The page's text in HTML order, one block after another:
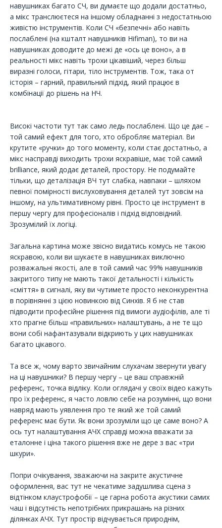
навушниках багато СЧ, ви думаєте що додали достатньо,
а мікс транслюєтеся на іншому обладнанні з недостатньою
живістю інструментів. Коли СЧ «безпечні» або навіть
послаблені (на кшталт навушників Hifiman), то ви на
навушниках доводите до межі де «ось це воно», а в
реальності мікс навіть трохи цікавіший, через більш
виразні голоси, гітари, тіло інструментів. Тож, така от
історія – гарний, правильний підхід, який працює в
комбінації до рішень на НЧ.
Високі частоти тут так само ледь послаблені. Що це дає –
той самий ефект для того, хто обробляє матеріал. Ви
крутите «ручки» до того моменту, коли стає достатньо, а
мікс насправді виходить трохи яскравіше, має той самий
brilliance, який додає деталей, простору. Не подумайте
тільки, що деталізація ВЧ тут слабка, навпаки – шляхом
певної помірності вислуховування деталей тут зовсім на
іншому, на ультимативному рівні. Просто це інструмент в
першу чергу для професіоналів і підхід відповідний.
Зрозумілий їх логіці.
Загальна картина може звісно видатись комусь не такою
яскравою, коли ви шукаєте в навушниках виключно
розважальні якості, але в той самий час 99% навушників
закритого типу не мають такої детальності і кількість
«сміття» в сигналі, яку ви чутимете просто неконкурентна
в порівнянні з цією новинкою від Синхів. Я б не став
підводити професійне рішення під вимоги аудіофілів, але ті
хто прагне більш «правильних» налаштувань, а не те що
вони собі нафантазували відкриють у цих навушниках
багато цікавого.
Та все ж, чому варто звичайним слухачам звернути увагу
на ці навушники? В першу чергу – це ваш справжній
референс, точка відліку. Коли оглядачі у своїх відео кажуть
про їх референс, я часто ловлю себе на розумінні, що вони
навряд мають уявлення про те який же той самий
референс має бути. Як вони зрозуміли що це саме воно? А
ось тут налаштування АЧХ справді можна вважати за
еталонне і ціна такого рішення вже не дере з вас «три
шкури».
Попри очікування, зважаючи на закрите акустичне
оформлення, вас тут не чекатиме задушлива сцена з
відтінком клаустрофобії – це гарна робота акустики самих
чаш і відсутність непотрібних прикрашань на різних
ділянках АЧХ. Тут простір відчувається природнім,